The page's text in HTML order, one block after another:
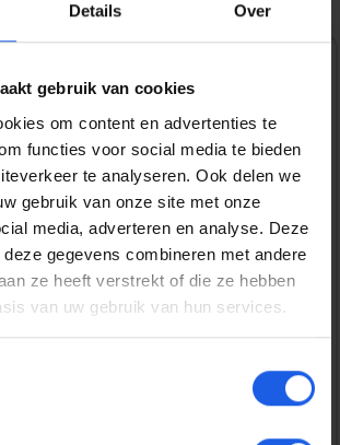
Details Over
gebruik van cookies
om content en advertenties te
functies voor social media te bieden
te analyseren. Ook delen we
gebruik van onze site met onze
media, adverteren en analyse. Deze
gegevens combineren met andere
ze heeft verstrekt of die ze hebben
van uw gebruik van hun services.
excl. verzendkosten
nu
EAN:
8720574993721